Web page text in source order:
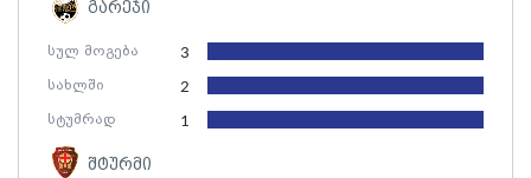
გარეჯი
სულ მოგება 3
სახლში 2
სტუმრად 1
შტურმი